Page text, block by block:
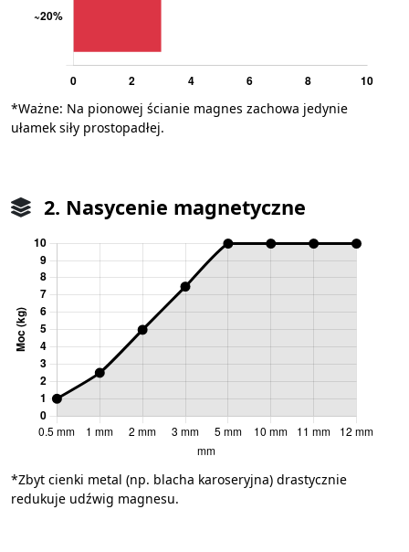
*Ważne: Na pionowej ścianie magnes zachowa jedynie
ułamek siły prostopadłej.
2. Nasycenie magnetyczne
*Zbyt cienki metal (np. blacha karoseryjna) drastycznie
redukuje udźwig magnesu.